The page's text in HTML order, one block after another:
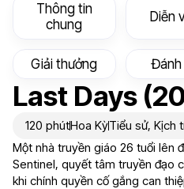
Thông tin
chung
Diễn
Giải thưởng Đánh
Last Days
120 phútHoa KỳTiểu sử, Kịch
Một nhà truyền giáo 26 tuổi lên
Sentinel, quyết tâm truyền đạo
khi chính quyền cố gắng can